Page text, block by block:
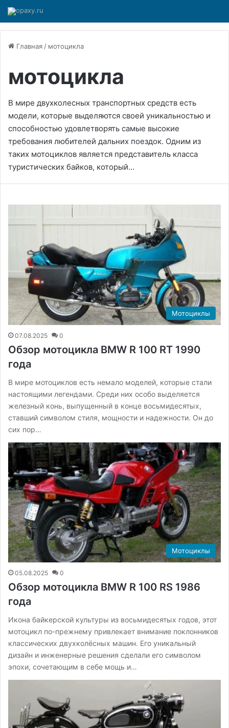
Главная / мотоцикла
мотоцикла
В мире двухколесных транспортных средств есть
модели, которые выделяются своей уникальностью и
способностью удовлетворять самые высокие
требования любителей дальних поездок. Одним из
таких мотоциклов является представитель класса
туристических байков, который…
Мотоциклы
07.08.2025 0
Обзор мотоцикла BMW R 100 RT 1990
года
В мире мотоциклов есть немало моделей, которые стали
настоящими легендами. Среди них особо выделяется
железный конь, выпущенный в конце восьмидесятых,
ставший символом стиля, мощности и надежности. Он до
сих пор…
Мотоциклы
05.08.2025 0
Обзор мотоцикла BMW R 100 RS 1986
года
Икона байкерской культуры из восьмидесятых годов, этот
мотоцикл по-прежнему привлекает внимание поклонников
классических двухколёсных машин. Его уникальный
дизайн и инженерные решения сделали его символом
эпохи, сочетающим в себе мощь и…